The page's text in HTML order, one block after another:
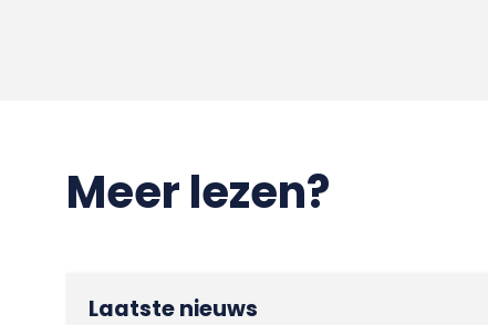
Meer lezen?
Laatste nieuws